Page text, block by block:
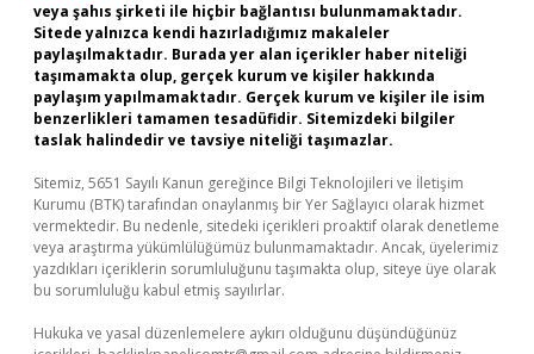
veya şahıs şirketi ile hiçbir bağlantısı bulunmamaktadır.
Sitede yalnızca kendi hazırladığımız makaleler
paylaşılmaktadır. Burada yer alan içerikler haber niteliği
taşımamakta olup, gerçek kurum ve kişiler hakkında
paylaşım yapılmamaktadır. Gerçek kurum ve kişiler ile isim
benzerlikleri tamamen tesadüfidir. Sitemizdeki bilgiler
taslak halindedir ve tavsiye niteliği taşımazlar.
Sitemiz, 5651 Sayılı Kanun gereğince Bilgi Teknolojileri ve İletişim
Kurumu (BTK) tarafından onaylanmış bir Yer Sağlayıcı olarak hizmet
vermektedir. Bu nedenle, sitedeki içerikleri proaktif olarak denetleme
veya araştırma yükümlülüğümüz bulunmamaktadır. Ancak, üyelerimiz
yazdıkları içeriklerin sorumluluğunu taşımakta olup, siteye üye olarak
bu sorumluluğu kabul etmiş sayılırlar.
Hukuka ve yasal düzenlemelere aykırı olduğunu düşündüğünüz